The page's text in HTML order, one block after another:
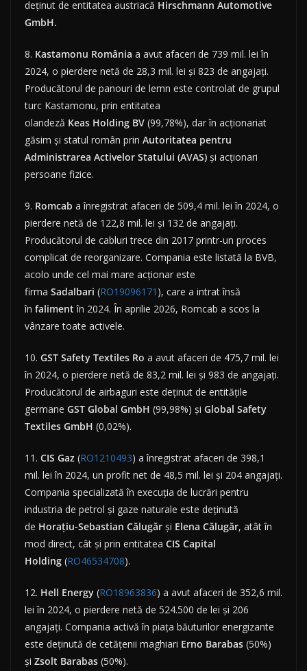
deținut de entitatea austriacă Hirschmann Automotive
GmbH.
8. Kastamonu România a avut afaceri de 739 mil. lei în
2024, o pierdere netă de 28,3 mil. lei și 823 de angajați.
Producătorul de panouri de lemn este controlat de grupul
turc Kastamonu, prin entitatea
olandeză Keas Holding BV (99,78%), dar în acționariat
găsim și statul român prin Autoritatea pentru
Administrarea Activelor Statului (AVAS) și acționari
persoane fizice.
9. Romcab a înregistrat afaceri de 509,4 mil. lei în 2024, o
pierdere netă de 122,8 mil. lei și 132 de angajați.
Producătorul de cabluri trece din 2017 printr-un proces
complicat de reorganizare. Compania este listată la BVB,
acolo unde cel mai mare acționar este
firma Sadalbari (RO19096171 ), care a intrat însă
în faliment în 2024. În aprilie 2026, Romcab a scos la
vânzare toate activele.
10. GST Safety Textiles Ro a avut afaceri de 475,7 mil. lei
în 2024, o pierdere netă de 83,2 mil. lei și 983 de angajați.
Producătorul de airbaguri este deținut de entitățile
germane GST Global GmbH (99,98%) și Global Safety
Textiles GmbH (0,02%).
11. CIS Gaz (RO1210493) a înregistrat afaceri de 398,1
mil. lei în 2024, un profit net de 48,5 mil. lei și 204 angajați.
Compania specializată în execuția de lucrări pentru
industria de petrol și gaze naturale este deținută
de Horațiu-Sebastian Călugăr și Elena Călugăr, atât în
mod direct, cât și prin entitatea CIS Capital
Holding (RO46534708).
12. Hell Energy (RO18963836) a avut afaceri de 352,6 mil.
lei în 2024, o pierdere netă de 524.500 de lei și 206
angajați. Compania activă în piața băuturilor energizante
este deținută de cetățenii maghiari Erno Barabas (50%)
și Zsolt Barabas (50%).